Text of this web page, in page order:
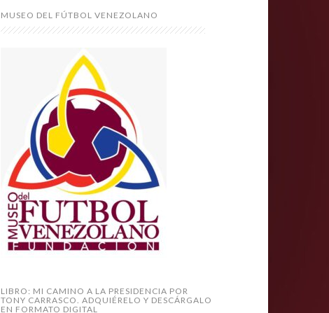
MUSEO DEL FÚTBOL VENEZOLANO
LIBRO: MI CAMINO A LA PRESIDENCIA POR
TONY CARRASCO. ADQUIÉRELO Y DESCÁRGALO
EN FORMATO DIGITAL